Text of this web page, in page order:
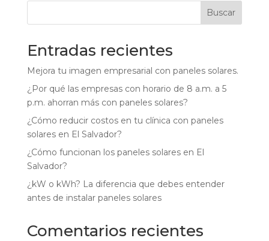
Buscar
Entradas recientes
Mejora tu imagen empresarial con paneles solares.
¿Por qué las empresas con horario de 8 a.m. a 5
p.m. ahorran más con paneles solares?
¿Cómo reducir costos en tu clínica con paneles
solares en El Salvador?
¿Cómo funcionan los paneles solares en El
Salvador?
¿kW o kWh? La diferencia que debes entender
antes de instalar paneles solares
Comentarios recientes